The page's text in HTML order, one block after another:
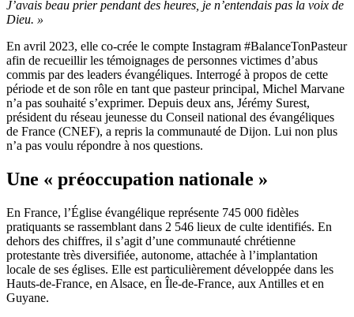
J’avais beau prier pendant des heures, je n’entendais pas la voix de
Dieu. »
En avril 2023, elle co-crée le compte Instagram #BalanceTonPasteur
afin de recueillir les témoignages de personnes victimes d’abus
commis par des leaders évangéliques. Interrogé à propos de cette
période et de son rôle en tant que pasteur principal, Michel Marvane
n’a pas souhaité s’exprimer. Depuis deux ans, Jérémy Surest,
président du réseau jeunesse du Conseil national des évangéliques
de France (CNEF), a repris la communauté de Dijon. Lui non plus
n’a pas voulu répondre à nos questions.
Une « préoccupation nationale »
En France, l’Église évangélique représente 745 000 fidèles
pratiquants se rassemblant dans 2 546 lieux de culte identifiés. En
dehors des chiffres, il s’agit d’une communauté chrétienne
protestante très diversifiée, autonome, attachée à l’implantation
locale de ses églises. Elle est particulièrement développée dans les
Hauts-de-France, en Alsace, en Île-de-France, aux Antilles et en
Guyane.